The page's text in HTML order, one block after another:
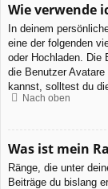
Wie verwende
In deinem
eine der folgenden
oder Hochladen. Die
die Benutzer
kannst, solltest du
Nach oben
Was ist mein
Ränge, die unter
Beiträge du bislang